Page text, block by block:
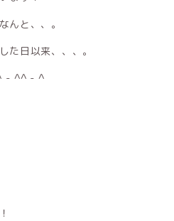
んと、、。
た日以来、、、。
- ^^ - ^